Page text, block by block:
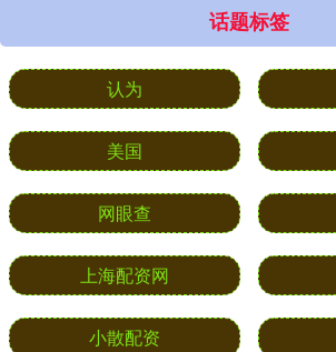
话题标签
认为
美国
网眼查
上海配资网
小散配资